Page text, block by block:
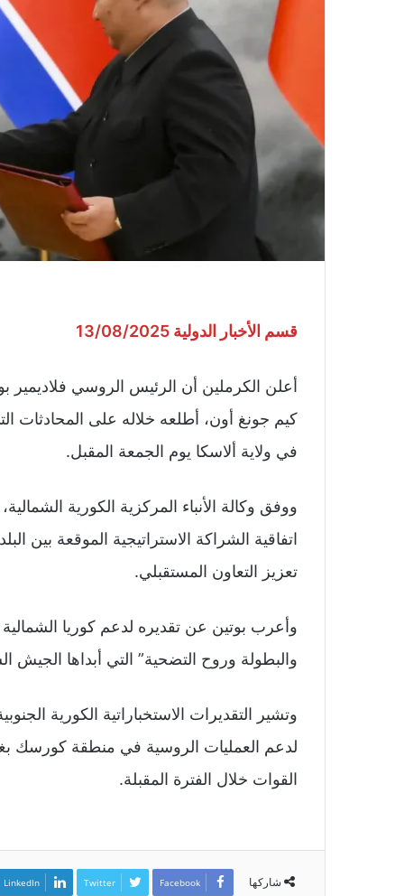
قسم الأخبار الدولية 13/08/2025
أعلن الكرملين أن الرئيس الروسي فلاديمير
كيم جونغ أون، أطلعه خلاله على المحادثات
في ولاية ألاسكا يوم الجمعة المقبل.
ووفق وكالة الأنباء المركزية الكورية
اتفاقية الشراكة الاستراتيجية الموقعة بين
تعزيز التعاون المستقبلي.
وأعرب بوتين عن تقديره لدعم كوريا
والبطولة وروح التضحية” التي أبداها الجيش
لدعم العمليات الروسية في منطقة كورسك
القوات خلال الفترة المقبلة.
شاركها Facebook
Twitter
LinkedIn